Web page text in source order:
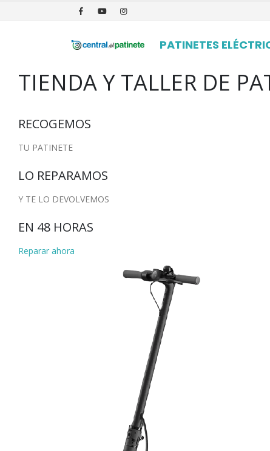
PATINETES
TIENDA Y TALLER DE
RECOGEMOS
TU PATINETE
LO REPARAMOS
Y TE LO DEVOLVEMOS
EN 48 HORAS
Reparar ahora